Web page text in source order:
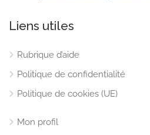
Liens utiles
Rubrique d’aide
Politique de confidentialité
Politique de cookies (UE)
Mon profil